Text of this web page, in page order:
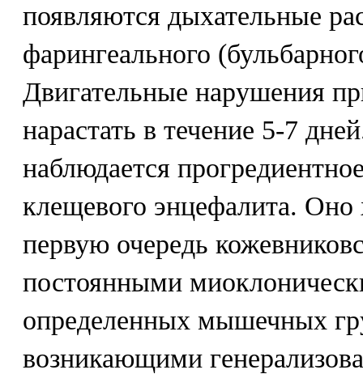
появляются дыхательные
фарингеального
Двигательные нарушения
нарастать в течение 5-7
наблюдается
клещевого энцефалита. Оно
первую очередь
постоянными
определенных мышечных
возникающими